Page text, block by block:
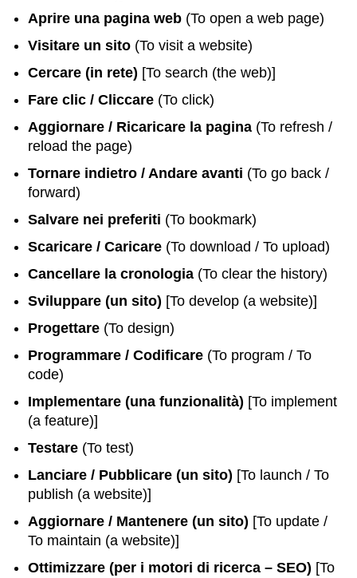
Aprire una pagina web (To open a web page)
Visitare un sito (To visit a website)
Cercare (in rete) [To search (the web)]
Fare clic / Cliccare (To click)
Aggiornare / Ricaricare la pagina (To refresh /
reload the page)
Tornare indietro / Andare avanti (To go back /
forward)
Salvare nei preferiti (To bookmark)
Scaricare / Caricare (To download / To upload)
Cancellare la cronologia (To clear the history)
Sviluppare (un sito) [To develop (a website)]
Progettare (To design)
Programmare / Codificare (To program / To
code)
Implementare (una funzionalità) [To implement
(a feature)]
Testare (To test)
Lanciare / Pubblicare (un sito) [To launch / To
publish (a website)]
Aggiornare / Mantenere (un sito) [To update /
To maintain (a website)]
Ottimizzare (per i motori di ricerca – SEO) [To